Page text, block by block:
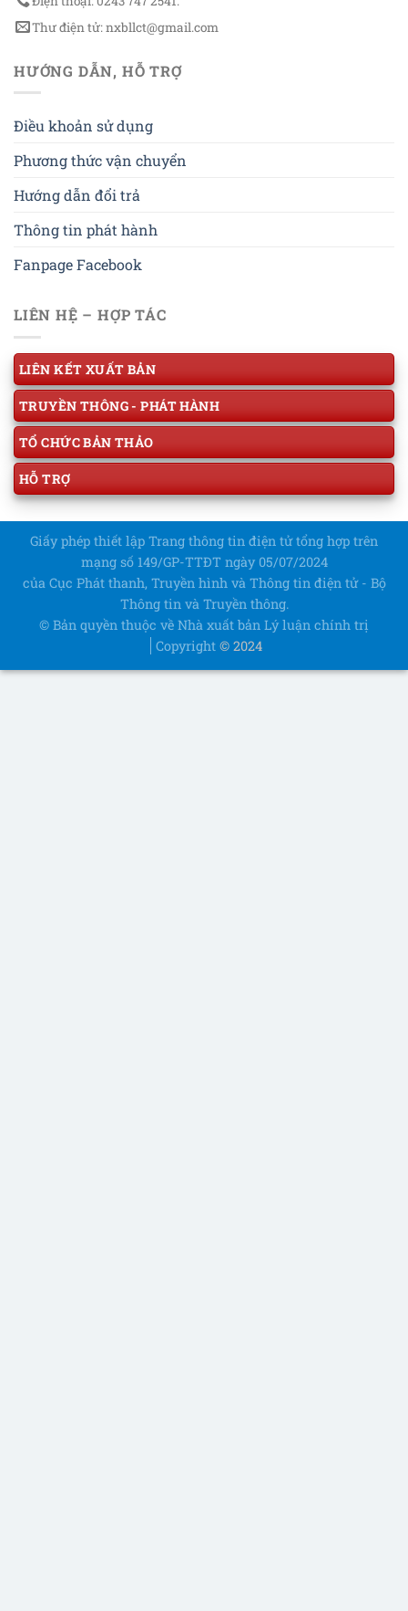
Thư điện tử: nxbllct@gmail.com
HƯỚNG DẪN, HỖ TRỢ
Điều khoản sử dụng
Phương thức vận chuyển
Hướng dẫn đổi trả
Thông tin phát hành
Fanpage Facebook
LIÊN HỆ – HỢP TÁC
LIÊN KẾT XUẤT BẢN
TRUYỀN THÔNG - PHÁT HÀNH
TỔ CHỨC BẢN THẢO
HỖ TRỢ
Giấy phép thiết lập Trang thông tin điện tử tổng hợp trên
mạng số 149/GP-TTĐT ngày 05/07/2024
của Cục Phát thanh, Truyền hình và Thông tin điện tử - Bộ
Thông tin và Truyền thông.
© Bản quyền thuộc về Nhà xuất bản Lý luận chính trị
Copyright © 2024